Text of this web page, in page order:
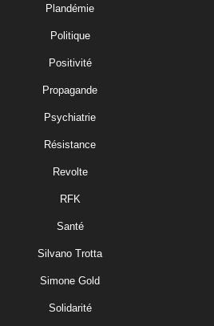
Plandémie
Politique
Positivité
Propagande
Psychiatrie
Résistance
Revolte
RFK
Santé
Silvano Trotta
Simone Gold
Solidarité